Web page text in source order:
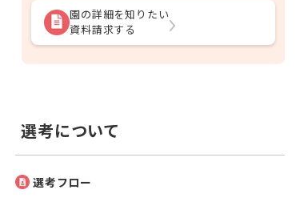
園の詳細を知りたい
資料請求する
選考について
選考フロー